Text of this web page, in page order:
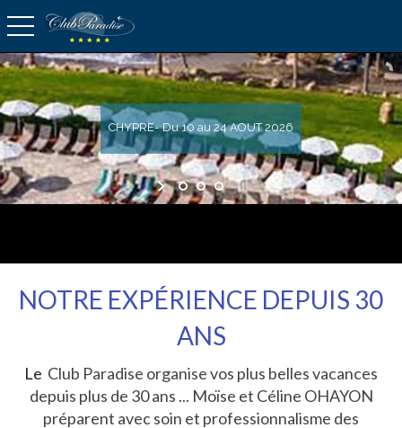
basculer la navigation
CHYPRE- Du 10 au 24 AOUT 2026
NOTRE EXPÉRIENCE DEPUIS 30
ANS
Le Club Paradise organise vos plus belles vacances
depuis plus de 30 ans ... Moïse et Céline OHAYON
préparent avec soin et professionnalisme des